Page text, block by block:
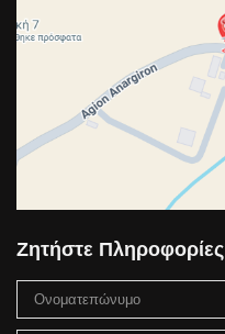
Ζητήστε Πληροφορίες